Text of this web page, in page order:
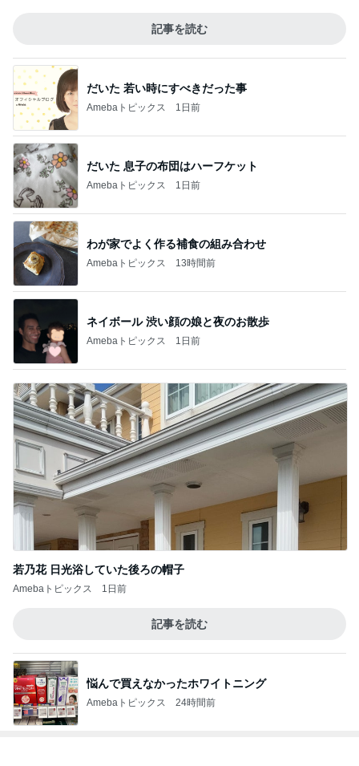
記事を読む
だいた 若い時にすべきだった事
Amebaトピックス 1日前
だいた 息子の布団はハーフケット
Amebaトピックス 1日前
わが家でよく作る補食の組み合わせ
Amebaトピックス 13時間前
ネイボール 渋い顔の娘と夜のお散歩
Amebaトピックス 1日前
若乃花 日光浴していた後ろの帽子
Amebaトピックス 1日前
記事を読む
悩んで買えなかったホワイトニング
Amebaトピックス 24時間前